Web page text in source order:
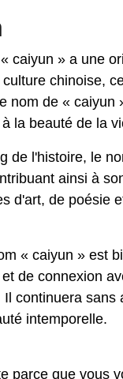
caiyun » a une
chinoise,
nom de «
la beauté de la
de l'histoire, le
ainsi à
d'art, de poésie
« caiyun » est
de connexion
continuera
intemporelle.
parce que vous